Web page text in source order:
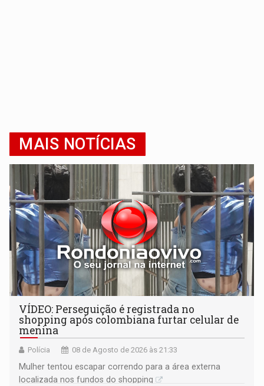
MAIS NOTÍCIAS
VÍDEO: Perseguição é registrada no
shopping após colombiana furtar celular de
menina
Polícia 08 de Agosto de 2026 às 21:33
Mulher tentou escapar correndo para a área externa
localizada nos fundos do shopping